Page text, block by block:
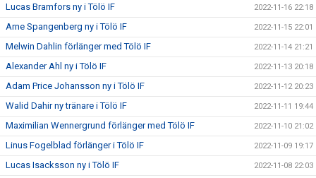
Lucas Bramfors ny i Tölö IF 2022-11-16 22:18
Arne Spangenberg ny i Tölö IF 2022-11-15 22:01
Melwin Dahlin förlänger med Tölö IF 2022-11-14 21:21
Alexander Ahl ny i Tölö IF 2022-11-13 20:18
Adam Price Johansson ny i Tölö IF 2022-11-12 20:23
Walid Dahir ny tränare i Tölö IF 2022-11-11 19:44
Maximilian Wennergrund förlänger med Tölö IF 2022-11-10 21:02
Linus Fogelblad förlänger i Tölö IF 2022-11-09 19:17
Lucas Isacksson ny i Tölö IF 2022-11-08 22:03